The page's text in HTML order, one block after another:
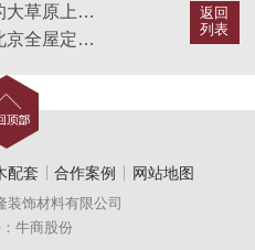
返回
列表
圣仕隆家居在美丽的大草原上进行了团建活动
选家具就选圣仕隆北京全屋定制代工厂
配套 合作案例 网站地图
装饰材料有限公司
牛商股份